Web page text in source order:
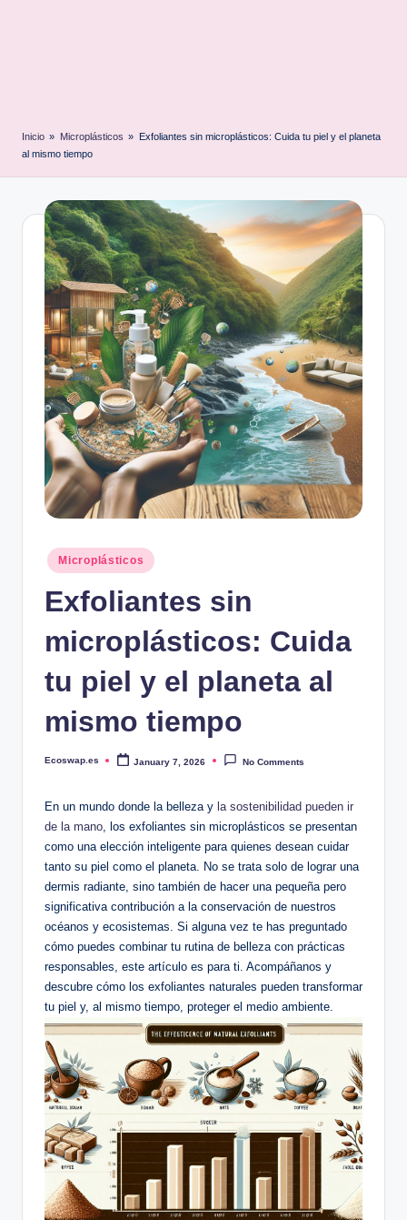
Inicio » Microplásticos » Exfoliantes sin microplásticos: Cuida tu piel y el planeta
al mismo tiempo
Posted
in
Microplásticos
Exfoliantes sin
microplásticos: Cuida
tu piel y el planeta al
mismo tiempo
Posted
Ecoswap.es January 7, 2026 No Comments
En un mundo donde la belleza y la sostenibilidad pueden ir
de la mano, los exfoliantes sin microplásticos se presentan
como una elección inteligente para quienes desean cuidar
tanto su piel como el planeta. No se trata solo de lograr una
dermis radiante, sino también de hacer una pequeña pero
significativa contribución a la conservación de nuestros
océanos y ecosistemas. Si alguna vez te has preguntado
cómo puedes combinar tu rutina de belleza con prácticas
responsables, este artículo es para ti. Acompáñanos y
descubre cómo los exfoliantes naturales pueden transformar
tu piel y, al mismo tiempo, proteger el medio ambiente.